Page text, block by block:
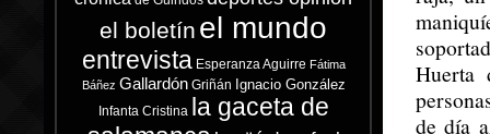
el boletín el mundo
entrevista Esperanza Aguirre Fátima
Báñez Gallardón Griñán Ignacio González
Infanta Cristina la gaceta de
Huerta
de día